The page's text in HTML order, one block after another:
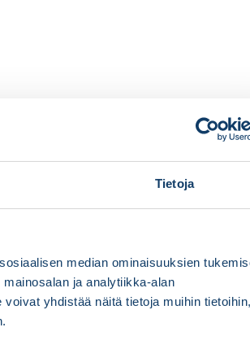
Tietoja
median ominaisuuksien
ja analytiikka-alan
yhdistää näitä tietoja muihin